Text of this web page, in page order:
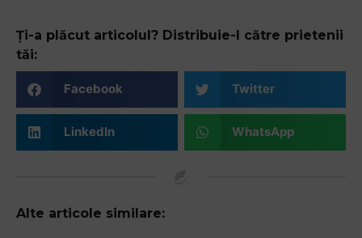
Ți-a plăcut articolul? Distribuie-l către prietenii
tăi:
Facebook Twitter
LinkedIn WhatsApp
Alte articole similare: